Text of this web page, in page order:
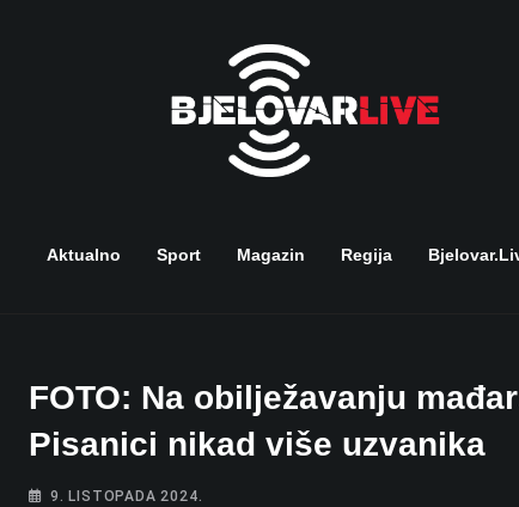
Aktualno Sport Magazin Regija
FOTO: Na obilježavanju
Pisanici nikad više uzvanika
9. LISTOPADA 2024.